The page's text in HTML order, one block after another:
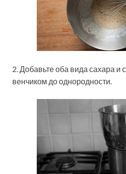
2. Добавьте оба вида сахара и
венчиком до однородности.